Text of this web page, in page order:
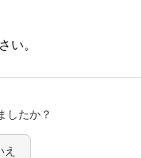
い。
したか？
え